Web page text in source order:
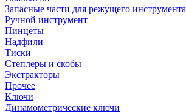
Запасные части для режущего инструмента
Ручной инструмент
Пинцеты
Надфили
Тиски
Степлеры и скобы
Экстракторы
Прочее
Ключи
Динамометрические ключи